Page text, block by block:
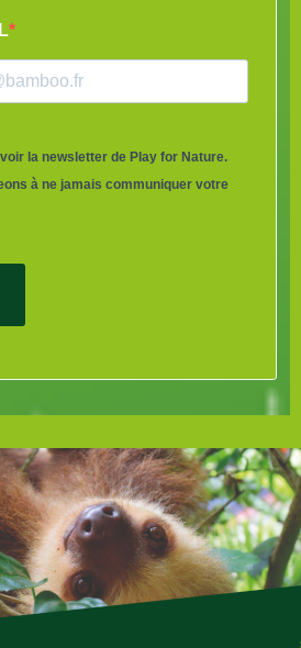
la newsletter de Play for Nature.
à ne jamais communiquer votre